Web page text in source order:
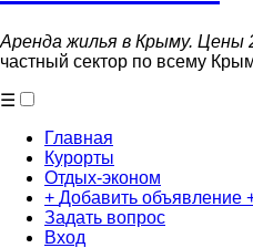
Аренда жилья в Крыму. Цены
частный сектор по всему
☰
Главная
Курорты
Отдых-эконом
+ Добавить объявление
Задать вопрос
Вход